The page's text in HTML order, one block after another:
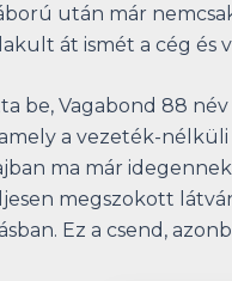
után már
át ismét a cég
be, Vagabond 88
a vezeték-
ma már
megszokott
Ez a csend,